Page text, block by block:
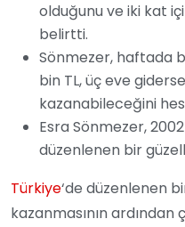
olduğunu ve iki kat
belirtti.
Sönmezer, haftada
bin TL, üç eve
kazanabileceğini
Esra Sönmezer,
düzenlenen bir
Türkiye‘de düzenlenen
kazanmasının